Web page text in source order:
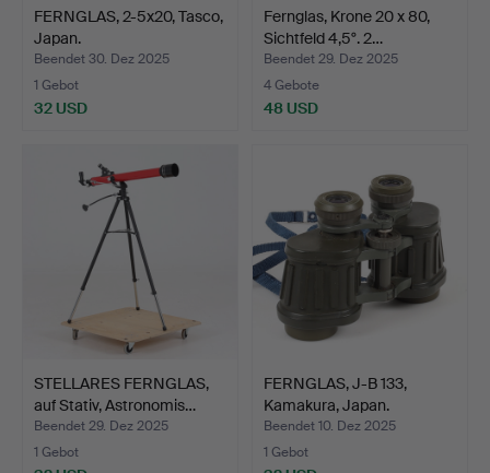
FERNGLAS, 2-5x20, Tasco,
Japan.
Beendet 30. Dez 2025
1 Gebot
32 USD
Fernglas, Krone 20 x 80,
Sichtfeld 4,5°. 2…
Beendet 29. Dez 2025
4 Gebote
48 USD
STELLARES FERNGLAS,
auf Stativ, Astronomis…
Beendet 29. Dez 2025
1 Gebot
FERNGLAS, J-B 133,
Kamakura, Japan.
Beendet 10. Dez 2025
1 Gebot